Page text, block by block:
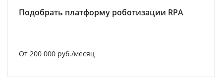
Подобрать платформу роботизации RPA
От 200 000 руб./месяц